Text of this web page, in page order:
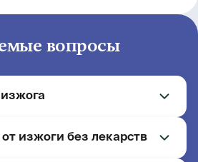
вопросы
которое поднимается от
изжоги без лекарств